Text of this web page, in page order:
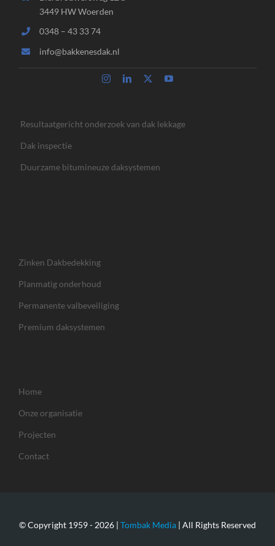
3449 HW Woerden
0348 – 43 33 74
info@bakkenesdak.nl
Resultaatgericht onderzoek van dak lekkage
Dak inspectie
Duurzame bitumineuze daksystemen
Zinken Dakbedekking
Planmatig onderhoud
Permanente valbeveiliging
Premium daksystemen
Home
Onze organisatie
Projecten
Contact
© Copyright 1959 - 2026 | Tombak Media | All Rights Reserved